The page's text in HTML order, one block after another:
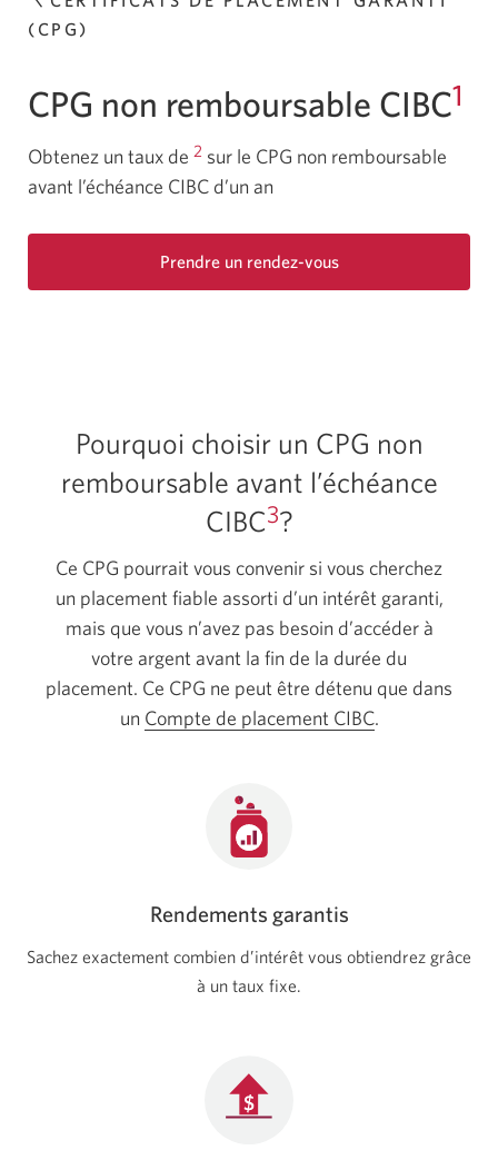
(CPG)
CPG non remboursable CIBC1
Obtenez un taux de 2 sur le CPG non remboursable
avant l’échéance CIBC d’un an
Prendre un rendez-vous
Pourquoi choisir un CPG non
remboursable avant l’échéance
CIBC3?
Ce CPG pourrait vous convenir si vous cherchez
un placement fiable assorti d’un intérêt garanti,
mais que vous n’avez pas besoin d’accéder à
votre argent avant la fin de la durée du
placement. Ce CPG ne peut être détenu que dans
un Compte de placement CIBC.
Rendements garantis
Sachez exactement combien d’intérêt vous obtiendrez grâce
à un taux fixe.